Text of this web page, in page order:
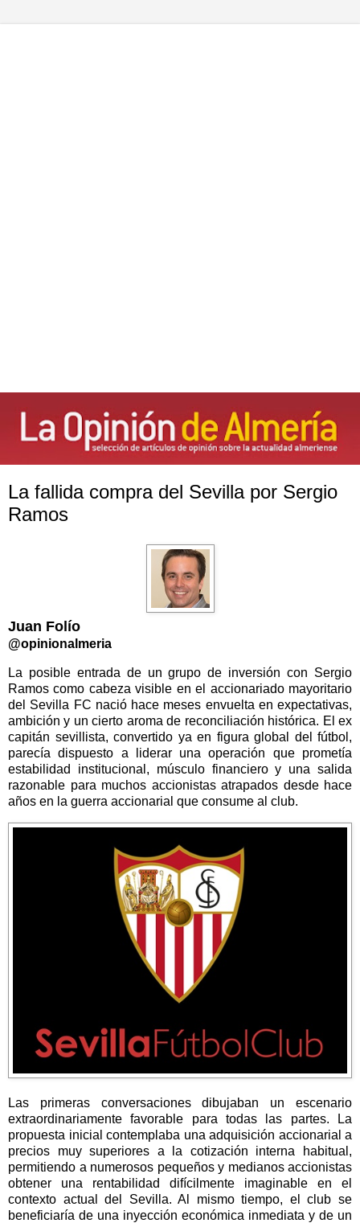
La fallida compra del Sevilla por Sergio
Ramos
Juan Folío
@opinionalmeria
La posible entrada de un grupo de inversión con Sergio
Ramos como cabeza visible en el accionariado mayoritario
del Sevilla FC nació hace meses envuelta en expectativas,
ambición y un cierto aroma de reconciliación histórica. El ex
capitán sevillista, convertido ya en figura global del fútbol,
parecía dispuesto a liderar una operación que prometía
estabilidad institucional, músculo financiero y una salida
razonable para muchos accionistas atrapados desde hace
años en la guerra accionarial que consume al club.
Las primeras conversaciones dibujaban un escenario
extraordinariamente favorable para todas las partes. La
propuesta inicial contemplaba una adquisición accionarial a
precios muy superiores a la cotización interna habitual,
permitiendo a numerosos pequeños y medianos accionistas
obtener una rentabilidad difícilmente imaginable en el
contexto actual del Sevilla. Al mismo tiempo, el club se
beneficiaría de una inyección económica inmediata y de un